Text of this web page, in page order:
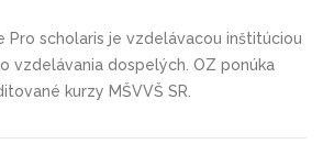
Pro scholaris je vzdelávacou inštitúciou
vzdelávania dospelých. OZ ponúka
kurzy MŠVVŠ SR.